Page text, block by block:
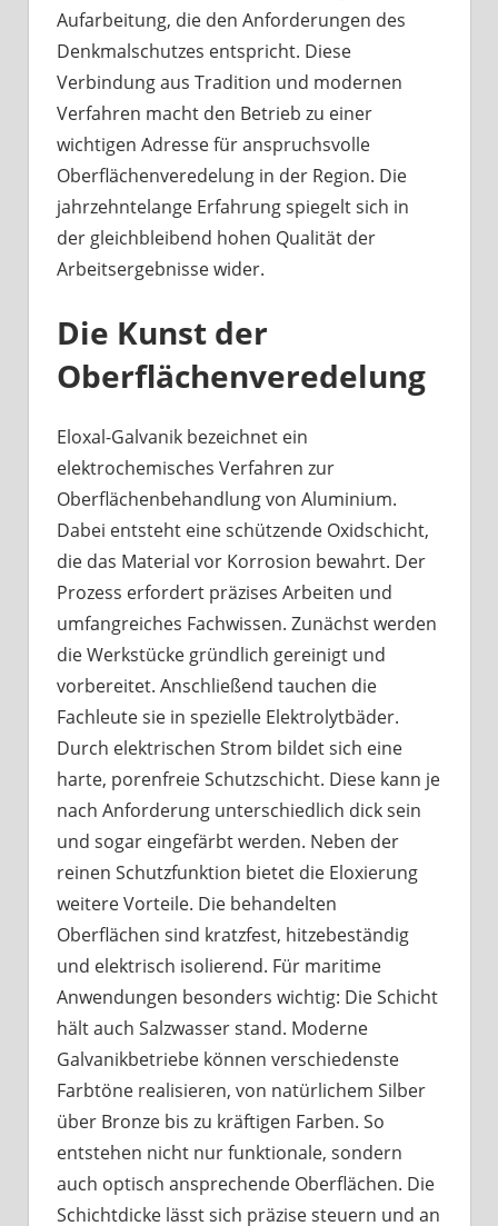
Aufarbeitung, die den Anforderungen des
Denkmalschutzes entspricht. Diese
Verbindung aus Tradition und modernen
Verfahren macht den Betrieb zu einer
wichtigen Adresse für anspruchsvolle
Oberflächenveredelung in der Region. Die
jahrzehntelange Erfahrung spiegelt sich in
der gleichbleibend hohen Qualität der
Arbeitsergebnisse wider.
Die Kunst der
Oberflächenveredelung
Eloxal-Galvanik bezeichnet ein
elektrochemisches Verfahren zur
Oberflächenbehandlung von Aluminium.
Dabei entsteht eine schützende Oxidschicht,
die das Material vor Korrosion bewahrt. Der
Prozess erfordert präzises Arbeiten und
umfangreiches Fachwissen. Zunächst werden
die Werkstücke gründlich gereinigt und
vorbereitet. Anschließend tauchen die
Fachleute sie in spezielle Elektrolytbäder.
Durch elektrischen Strom bildet sich eine
harte, porenfreie Schutzschicht. Diese kann je
nach Anforderung unterschiedlich dick sein
und sogar eingefärbt werden. Neben der
reinen Schutzfunktion bietet die Eloxierung
weitere Vorteile. Die behandelten
Oberflächen sind kratzfest, hitzebeständig
und elektrisch isolierend. Für maritime
Anwendungen besonders wichtig: Die Schicht
hält auch Salzwasser stand. Moderne
Galvanikbetriebe können verschiedenste
Farbtöne realisieren, von natürlichem Silber
über Bronze bis zu kräftigen Farben. So
entstehen nicht nur funktionale, sondern
auch optisch ansprechende Oberflächen. Die
Schichtdicke lässt sich präzise steuern und an